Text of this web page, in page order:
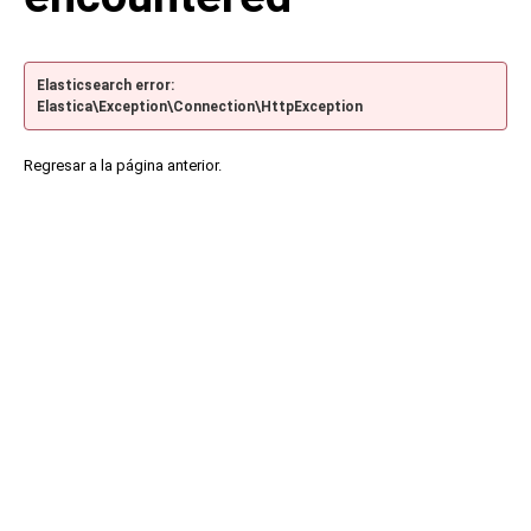
Elasticsearch error:
Elastica\Exception\Connection\HttpException
Regresar a la página anterior.